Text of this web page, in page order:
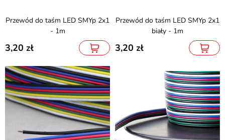
Przewód do taśm LED SMYp 2x1
- 1m
3,20
Przewód do taśm LED SMYp 2x1
biały - 1m
3,20